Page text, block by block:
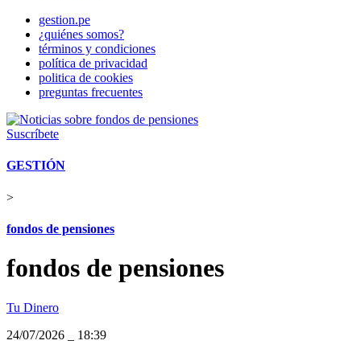
gestion.pe
¿quiénes somos?
términos y condiciones
política de privacidad
politica de cookies
preguntas frecuentes
Suscríbete
GESTIÓN
>
fondos de pensiones
fondos de pensiones
Tu Dinero
24/07/2026
18:39